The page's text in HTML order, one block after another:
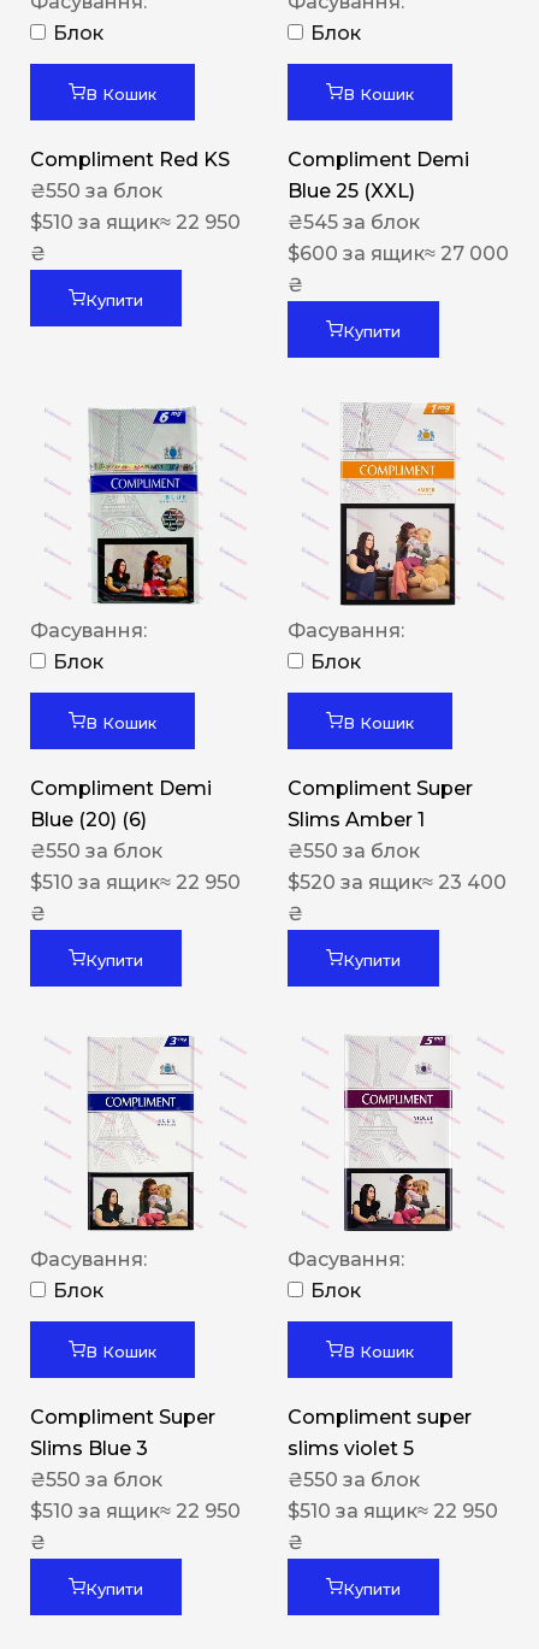
Блок
В Кошик
Compliment Red KS
₴550 за блок
$510 за ящик≈ 22 950
₴
Купити
Блок
В Кошик
Compliment Demi
Blue 25 (XXL)
₴545 за блок
$600 за ящик≈ 27 000
₴
Купити
Фасування:
Блок
В Кошик
Compliment Demi
Blue (20) (6)
₴550 за блок
$510 за ящик≈ 22 950
₴
Купити
Фасування:
Блок
В Кошик
Compliment Super
Slims Amber 1
₴550 за блок
$520 за ящик≈ 23 400
₴
Купити
Фасування:
Блок
В Кошик
Compliment Super
Slims Blue 3
₴550 за блок
$510 за ящик≈ 22 950
₴
Купити
Фасування:
Блок
В Кошик
Compliment super
slims violet 5
₴550 за блок
$510 за ящик≈ 22 950
₴
Купити